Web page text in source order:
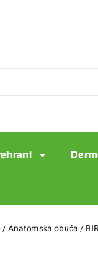
/Anatomska obuća /